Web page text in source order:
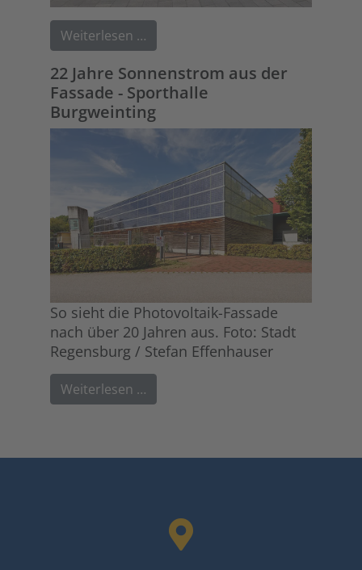
Weiterlesen …
22 Jahre Sonnenstrom aus der
Fassade - Sporthalle
Burgweinting
So sieht die Photovoltaik-Fassade
nach über 20 Jahren aus. Foto: Stadt
Regensburg / Stefan Effenhauser
Weiterlesen …